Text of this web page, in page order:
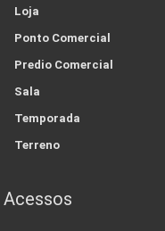
Loja
Ponto Comercial
Predio Comercial
Sala
Temporada
Terreno
Acessos